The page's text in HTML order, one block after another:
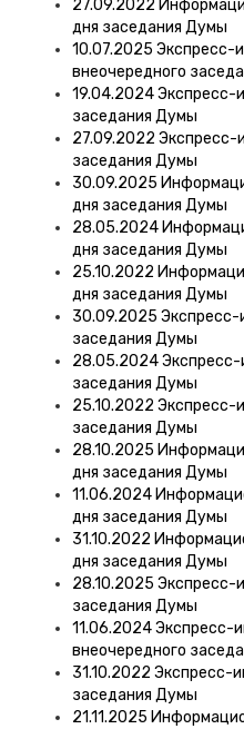
27.09.2022
дня заседания Думы
10.07.2025 Экспресс-
внеочередного
19.04.2024 Экспресс-
заседания Думы
27.09.2022 Экспресс-
заседания Думы
30.09.2025
дня заседания Думы
28.05.2024
дня заседания Думы
25.10.2022
дня заседания Думы
30.09.2025 Экспресс-
заседания Думы
28.05.2024
заседания Думы
25.10.2022 Экспресс-
заседания Думы
28.10.2025
дня заседания Думы
11.06.2024
дня заседания Думы
31.10.2022
дня заседания Думы
28.10.2025 Экспресс-
заседания Думы
11.06.2024 Экспресс-
внеочередного
31.10.2022 Экспресс-
заседания Думы
21.11.2025